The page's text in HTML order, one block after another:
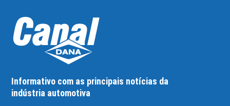
Informativo com as principais notícias da
indústria automotiva